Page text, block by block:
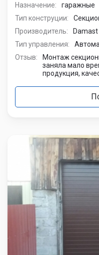
Назначение:
гаражные
Тип конструции:
Производитель:
Damast
Тип управления:
Отзыв:
Монтаж
заняла мало
продукция,